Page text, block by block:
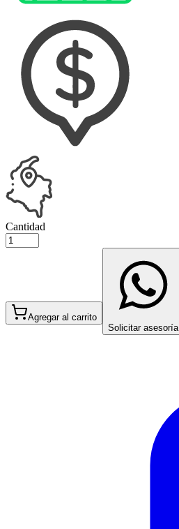
Cantidad
Agregar al carrito
Solicitar asesoría